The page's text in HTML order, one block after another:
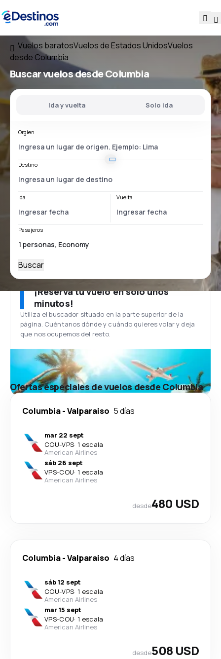
Vuelos baratosVuelos de Estados UnidosVuelos
desde Columbia
Buscar vuelosdesde Columbia
Ida y vuelta Solo ida
Orgien
Destino
Ida Vuelta
Pasajeros
Buscar
¡Reserva tu vuelo en solo unos
minutos!
Utiliza el buscador situado en la parte superior de la
página. Cuéntanos dónde y cuándo quieres volar y deja
que nos ocupemos del resto.
Ofertas especiales de vuelos desde Columbia
Columbia-Valparaiso 5 días
mar 22 sept
COU-VPS· 1 escala
American Airlines
sáb 26 sept
VPS-COU· 1 escala
American Airlines
desde480 USD
Columbia-Valparaiso 4 días
sáb 12 sept
COU-VPS· 1 escala
American Airlines
mar 15 sept
VPS-COU· 1 escala
American Airlines
desde508 USD